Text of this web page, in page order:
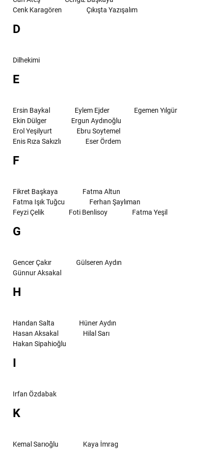
Cenk Karagören
Çıkışta Yazışalım
D
Dilhekimi
E
Ersin Baykal Eylem Ejder
Egemen Yılgür
Ekin Dülger
Ergun Aydınoğlu
Erol Yeşilyurt
Ebru Soytemel
Enis Rıza Sakızlı
Eser Ördem
F
Fikret Başkaya
Fatma Altun
Fatma Işık Tuğcu
Ferhan Şaylıman
Feyzi Çelik
Foti Benlisoy Fatma Yeşil
G
Gencer Çakır
Gülseren Aydın
Günnur Aksakal
H
Handan Salta
Hüner Aydın
Hasan Aksakal
Hilal Sarı
Hakan Sipahioğlu
I
Irfan Özdabak
K
Kemal Sarıoğlu Kaya İmrag